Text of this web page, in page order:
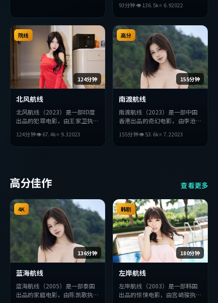
珀、赞达亚等主演。影片在叙事
与视听上力求突破，探讨人性与
抉择，节奏张弛有度，适合喜欢
该类型的观众完整观看。
93分钟👁136.5k⭐ 6.92022
124分钟
院线
北风航线
北风航线（2023）是一部印度
出品的犯罪电影，由王家卫执
演。影片在叙事与视听上力求突
破，探讨人性与抉择，节奏张弛
124分钟👁67.4k⭐ 9.32023
155分钟
高分
南渡航线
南渡航线（2023）是一部中国
香港出品的奇幻电影，由李沧东
梅、全度妍等主演。影片在叙事
与视听上力求突破，探讨人性与
155分钟👁53.6k⭐7.22023
高分佳作 查看更多
136分钟
4K
蓝海航线
蓝海航线（2005）是一部泰国
出品的家庭电影，由陈凯歌执
180分钟
韩剧
左岸航线
左岸航线（2003）是一部韩国
出品的惊悚电影，由宫崎骏执